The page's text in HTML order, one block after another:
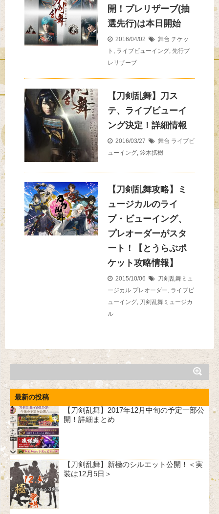
開！プレリザーブ(抽
選先行)は本日開始
2016/04/02 舞台 チケッ
ト , ライブビューイング, 先行プ
レリザーブ
【刀剣乱舞】刀ス
テ、ライブビューイ
ング決定！詳細情報
2016/03/27 舞台 ライブビ
ューイング, 鈴木拡樹
【刀剣乱舞攻略】ミ
ュージカルのライ
ブ・ビューイング、
プレオーダーがスタ
ート！【とうらぶポ
ケット攻略情報】
2015/10/06
刀剣乱舞ミュ
ージカル プレオーダー, ライブビ
ューイング, 刀剣乱舞ミュージカ
ル
最新の投稿
【刀剣乱舞】2017年12月中旬の予定一部公
開！詳細まとめ
【刀剣乱舞】新極のシルエット公開！＜実
装は12月5日＞